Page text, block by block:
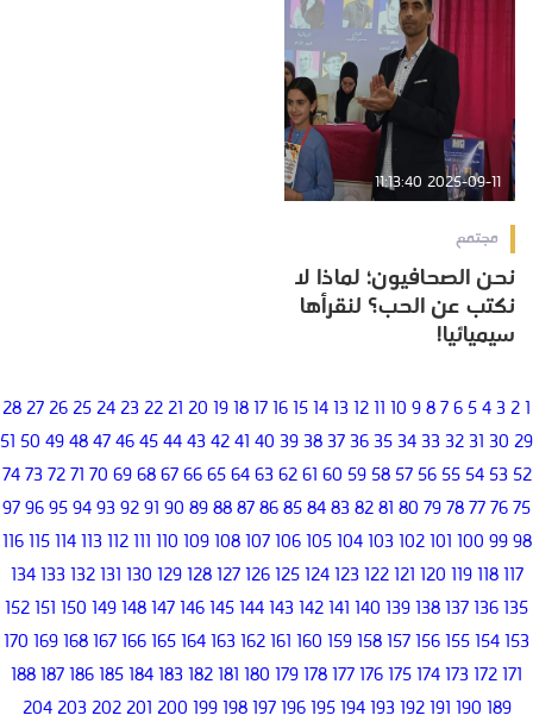
2025-09-11 11:13:40
مجتمع
نحن الصحافيون؛ لماذا لا
نكتب عن الحب؟ لنقرأها
سيميائيا!
1
2
3
4
5
6
7
8
9
10
11
12
13
14
15
16
17
18
19
20
21
22
23
24
25
26
27
28
29
30
31
32
33
34
35
36
37
38
39
40
41
42
43
44
45
46
47
48
49
50
51
52
53
54
55
56
57
58
59
60
61
62
63
64
65
66
67
68
69
70
71
72
73
74
75
76
77
78
79
80
81
82
83
84
85
86
87
88
89
90
91
92
93
94
95
96
97
98
99
100
101
102
103
104
105
106
107
108
109
110
111
112
113
114
115
116
117
118
119
120
121
122
123
124
125
126
127
128
129
130
131
132
133
134
135
136
137
138
139
140
141
142
143
144
145
146
147
148
149
150
151
152
153
154
155
156
157
158
159
160
161
162
163
164
165
166
167
168
169
170
171
172
173
174
175
176
177
178
179
180
181
182
183
184
185
186
187
188
189
190
191
192
193
194
195
196
197
198
199
200
201
202
203
204